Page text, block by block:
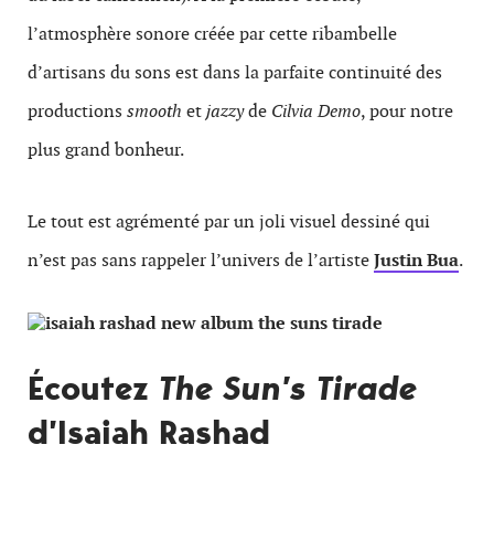
l’atmosphère sonore créée par cette ribambelle
d’artisans du sons est dans la parfaite continuité des
productions smooth etjazzyde Cilvia Demo, pour notre
plus grand bonheur.
Le tout est agrémenté par un joli visuel dessiné qui
n’est pas sans rappeler l’univers de l’artisteJustin Bua.
Écoutez The Sun’s Tirade
d’Isaiah Rashad